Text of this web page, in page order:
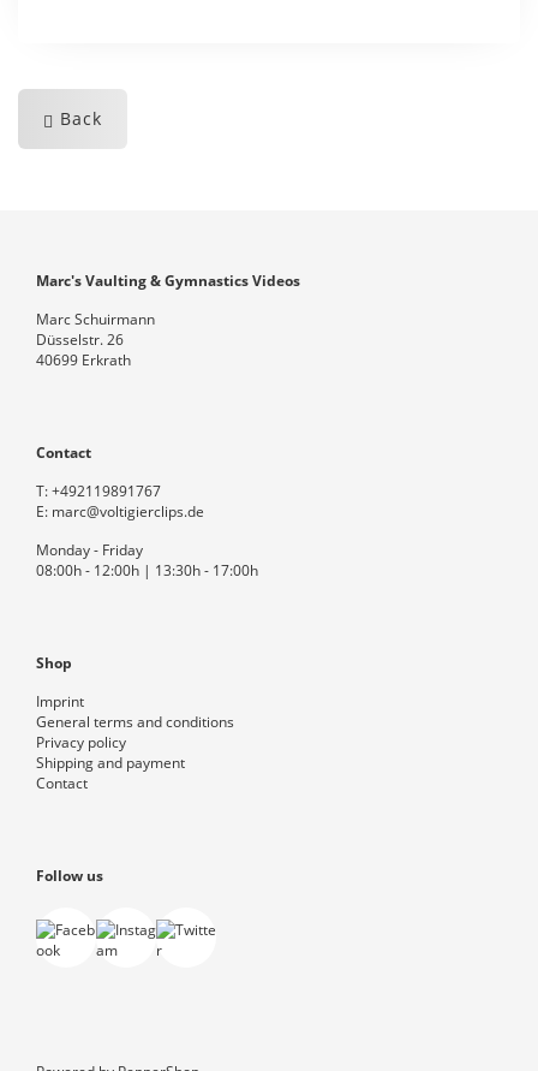
Back
Marc's Vaulting & Gymnastics Videos
Marc Schuirmann
Düsselstr. 26
40699 Erkrath
Contact
T:+492119891767
E: marc@voltigierclips.de
Monday - Friday
08:00h - 12:00h | 13:30h - 17:00h
Shop
Imprint
General terms and conditions
Privacy policy
Shipping and payment
Contact
Follow us